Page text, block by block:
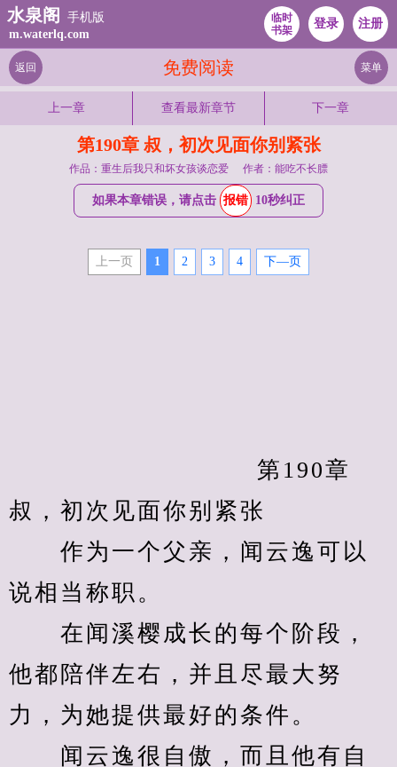
水泉阁
手机版
m.waterlq.com
临时
书架
登录 注册
免费阅读
返回 菜单
上一章 查看最新章节 下一章
第190章 叔，初次见面你别紧张
作品：重生后我只和坏女孩谈恋爱 作者：能吃不长膘
如果本章错误，请点击 报错 10秒纠正
上一页 1 2 3 4 下—页
叔，初次见面你别紧张
作为一个父亲，闻云逸可以
说相当称职。
在闻溪樱成长的每个阶段，
他都陪伴左右，并且尽最大努
力，为她提供最好的条件。
闻云逸很自傲，而且他有自